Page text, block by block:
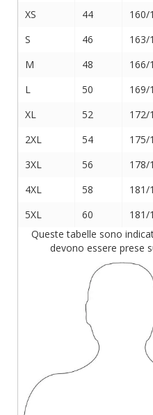
XS
44 160/
S
46 163/
M
48 166/
L
50 169/
XL
52 172/
2XL
54 175/
3XL
56 178/
4XL
58 181/
5XL
60 181/
Queste tabelle sono
devono essere prese